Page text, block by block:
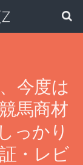
今度は
馬商材
っかり
・レビ